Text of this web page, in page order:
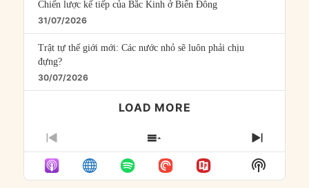
Chiến lược kế tiếp của Bắc Kinh ở Biển Đông
31/07/2026
Trật tự thế giới mới: Các nước nhỏ sẽ luôn phải chịu
đựng?
30/07/2026
LOAD MORE
PREVIOUS
EPISODE
SHOW
EPISODES
LIST
NEXT
Show
Podcast